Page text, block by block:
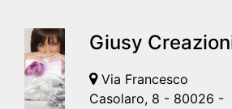
Giusy
Via Francesco
Casolaro, 8 - 80026 -